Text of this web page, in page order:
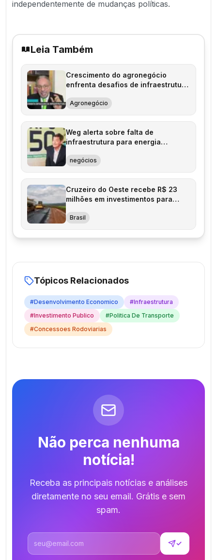
independentemente de mudanças políticas.
Leia Também
Crescimento do agronegócio
enfrenta desafios de infraestrutura
Agronegócio
Weg alerta sobre falta de
infraestrutura para energia
negócios
Cruzeiro do Oeste recebe R$ 23
milhões em investimentos para
Brasil
Tópicos Relacionados
#Desenvolvimento Economico #Infraestrutura
#Investimento Publico #Politica De Transporte
#Concessoes Rodoviarias
Não perca nenhuma
notícia!
Receba as principais notícias e análises
diretamente no seu email. Grátis e sem
spam.
Endereço de email
✓